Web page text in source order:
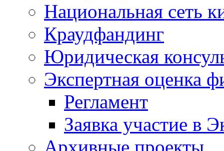
Национальная сеть
Краудфандинг
Юридическая
Экспертная оценка
Регламент
Заявка участие в